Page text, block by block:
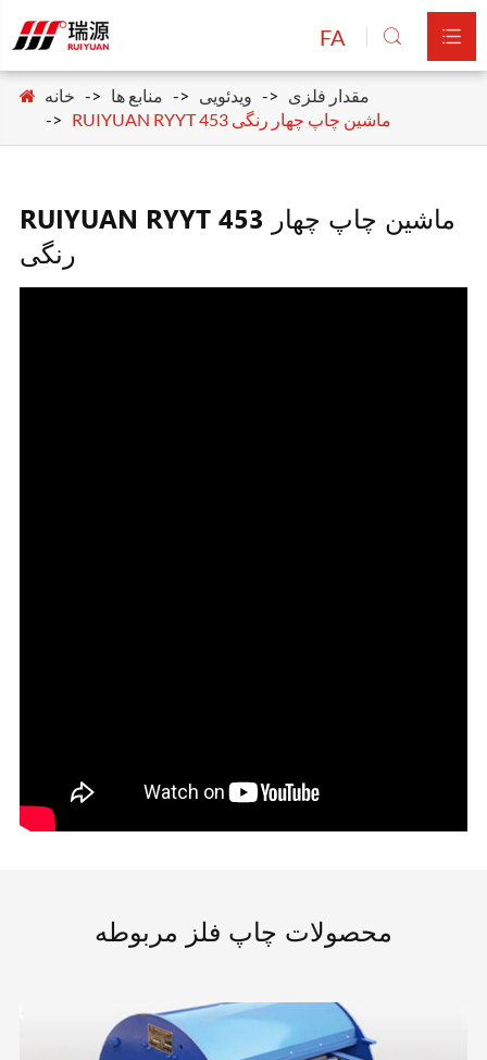
FA  
خانه منابع ها ویدئویی
مقدار فلزی
RUIYUAN RYYT 453 ماشین چاپ چهار رنگی
RUIYUAN RYYT 453 ماشین چاپ چهار
رنگی
محصولات چاپ فلز مربوطه